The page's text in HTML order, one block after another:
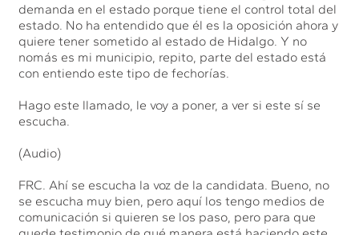
demanda en el estado porque tiene el control total del
estado. No ha entendido que él es la oposición ahora y
quiere tener sometido al estado de Hidalgo. Y no
nomás es mi municipio, repito, parte del estado está
con entiendo este tipo de fechorías.
Hago este llamado, le voy a poner, a ver si este sí se
escucha.
(Audio)
FRC. Ahí se escucha la voz de la candidata. Bueno, no
se escucha muy bien, pero aquí los tengo medios de
comunicación si quieren se los paso, pero para que